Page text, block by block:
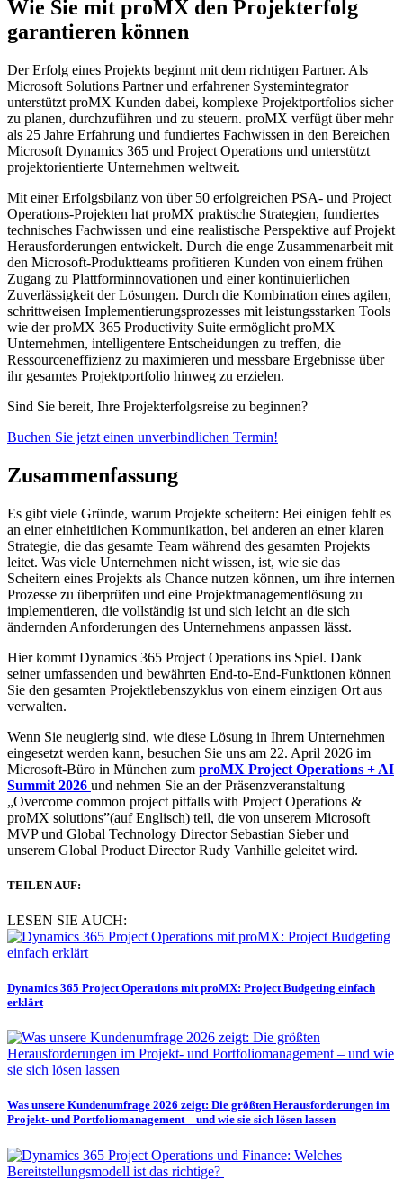
Wie Sie mit proMX den Projekterfolg
garantieren können
Der Erfolg eines Projekts beginnt mit dem richtigen Partner. Als
Microsoft Solutions Partner und erfahrener Systemintegrator
unterstützt proMX Kunden dabei, komplexe Projektportfolios sicher
zu planen, durchzuführen und zu steuern. proMX verfügt über mehr
als 25 Jahre Erfahrung und fundiertes Fachwissen in den Bereichen
Microsoft Dynamics 365 und Project Operations und unterstützt
projektorientierte Unternehmen weltweit.
Mit einer Erfolgsbilanz von über 50 erfolgreichen PSA- und Project
Operations-Projekten hat proMX praktische Strategien, fundiertes
technisches Fachwissen und eine realistische Perspektive auf Projekt
Herausforderungen entwickelt. Durch die enge Zusammenarbeit mit
den Microsoft-Produktteams profitieren Kunden von einem frühen
Zugang zu Plattforminnovationen und einer kontinuierlichen
Zuverlässigkeit der Lösungen. Durch die Kombination eines agilen,
schrittweisen Implementierungsprozesses mit leistungsstarken Tools
wie der proMX 365 Productivity Suite ermöglicht proMX
Unternehmen, intelligentere Entscheidungen zu treffen, die
Ressourceneffizienz zu maximieren und messbare Ergebnisse über
ihr gesamtes Projektportfolio hinweg zu erzielen.
Sind Sie bereit, Ihre Projekterfolgsreise zu beginnen?
Buchen Sie jetzt einen unverbindlichen Termin!
Zusammenfassung
Es gibt viele Gründe, warum Projekte scheitern: Bei einigen fehlt es
an einer einheitlichen Kommunikation, bei anderen an einer klaren
Strategie, die das gesamte Team während des gesamten Projekts
leitet. Was viele Unternehmen nicht wissen, ist, wie sie das
Scheitern eines Projekts als Chance nutzen können, um ihre internen
Prozesse zu überprüfen und eine Projektmanagementlösung zu
implementieren, die vollständig ist und sich leicht an die sich
ändernden Anforderungen des Unternehmens anpassen lässt.
Hier kommt Dynamics 365 Project Operations ins Spiel. Dank
seiner umfassenden und bewährten End-to-End-Funktionen können
Sie den gesamten Projektlebenszyklus von einem einzigen Ort aus
verwalten.
Wenn Sie neugierig sind, wie diese Lösung in Ihrem Unternehmen
eingesetzt werden kann, besuchen Sie uns am 22. April 2026 im
Microsoft-Büro in München zum proMX Project Operations + AI
Summit 2026 und nehmen Sie an der Präsenzveranstaltung
„Overcome common project pitfalls with Project Operations &
proMX solutions”(auf Englisch) teil, die von unserem Microsoft
MVP und Global Technology Director Sebastian Sieber und
unserem Global Product Director Rudy Vanhille geleitet wird.
TEILEN AUF:
LESEN SIE AUCH:
Dynamics 365 Project Operations mit proMX: Project Budgeting einfach
erklärt
Was unsere Kundenumfrage 2026 zeigt: Die größten Herausforderungen im
Projekt- und Portfoliomanagement – und wie sie sich lösen lassen